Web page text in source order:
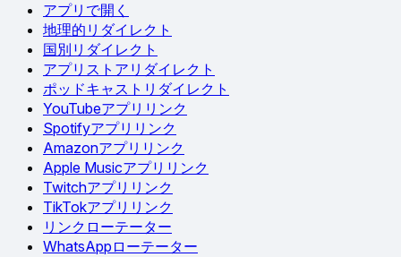
アプリで開く
地理的リダイレクト
国別リダイレクト
アプリストアリダイレクト
ポッドキャストリダイレクト
YouTubeアプリリンク
Spotifyアプリリンク
Amazonアプリリンク
Apple Musicアプリリンク
Twitchアプリリンク
TikTokアプリリンク
リンクローテーター
WhatsAppローテーター